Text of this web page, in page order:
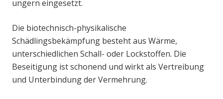
ungern eingesetzt.
Die biotechnisch-physikalische
Schädlingsbekämpfung besteht aus Wärme,
unterschiedlichen Schall- oder Lockstoffen. Die
Beseitigung ist schonend und wirkt als Vertreibung
und Unterbindung der Vermehrung.